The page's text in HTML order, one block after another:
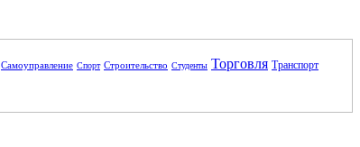
Самоуправление Спорт Строительство Студенты Торговля Транспорт